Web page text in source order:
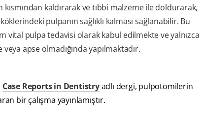
kısmından kaldırarak ve tıbbi malzeme ile doldurarak,
pulpanın sağlıklı kalması sağlanabilir. Bu
vital pulpa tedavisi olarak kabul edilmekte ve yalnızca
veya apse olmadığında yapılmaktadır.
Case Reports in Dentistryadlı dergi, pulpotomilerin
bir çalışma yayınlamıştır.